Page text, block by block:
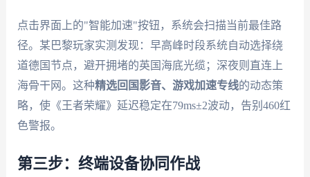
点击界面上的"智能加速"按钮，系统会扫描当前最佳路
径。某巴黎玩家实测发现：早高峰时段系统自动选择绕
道德国节点，避开拥堵的英国海底光缆；深夜则直连上
海骨干网。这种精选回国影音、游戏加速专线的动态策
略，使《王者荣耀》延迟稳定在79ms±2波动，告别460红
色警报。
第三步：终端设备协同作战